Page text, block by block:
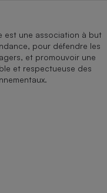
est une association à but
pour défendre les
et promouvoir une
et respectueuse des